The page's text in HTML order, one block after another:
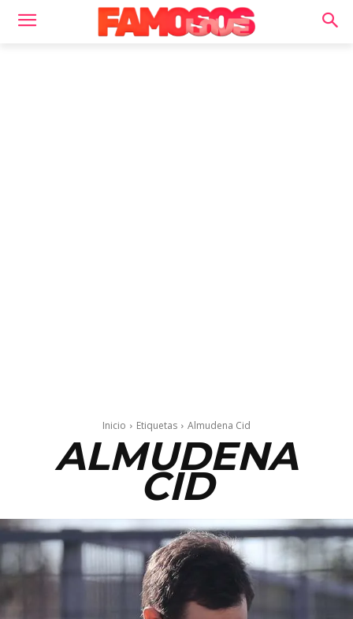
Inicio Etiquetas Almudena Cid
ALMUDENA
CID